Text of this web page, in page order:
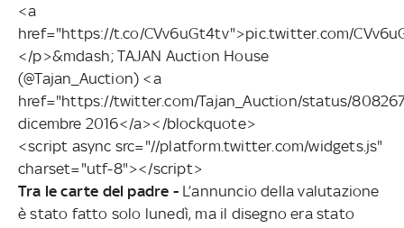
<a
href="https://t.co/CVv6uGt4tv">pic.twitter.com/
</p>&mdash; TAJAN Auction House
(@Tajan_Auction) <a
href="https://twitter.com/Tajan_Auction/status/
dicembre 2016</a></blockquote>
<script async src="//platform.twitter.com/widgets.js"
charset="utf-8"></script>
Tra le carte del padre -L’annuncio della valutazione
è stato fatto solo lunedì, ma il disegno era stato